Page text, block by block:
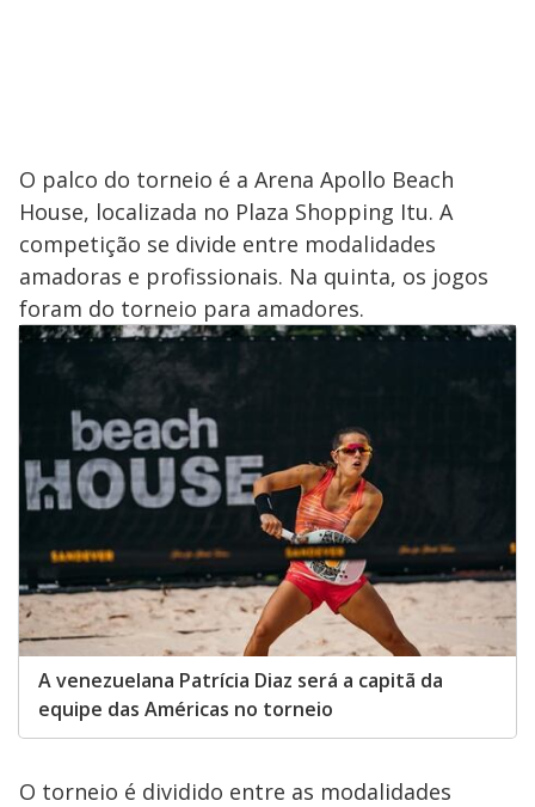
O palco do torneio é a Arena Apollo Beach
House, localizada no Plaza Shopping Itu. A
competição se divide entre modalidades
amadoras e profissionais. Na quinta, os jogos
foram do torneio para amadores.
A venezuelana Patrícia Diaz será a capitã da
equipe das Américas no torneio
O torneio é dividido entre as modalidades